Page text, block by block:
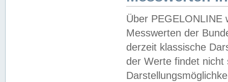
Über PEGELONLINE
Messwerten der
derzeit klassische
der Werte findet